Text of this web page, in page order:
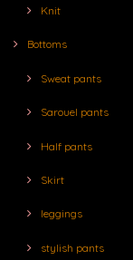
Knit
Bottoms
Sweat pants
Sarouel pants
Half pants
Skirt
leggings
stylish pants